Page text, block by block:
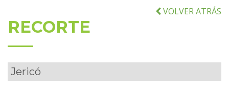
VOLVER ATRÁS
RECORTE
Jericó